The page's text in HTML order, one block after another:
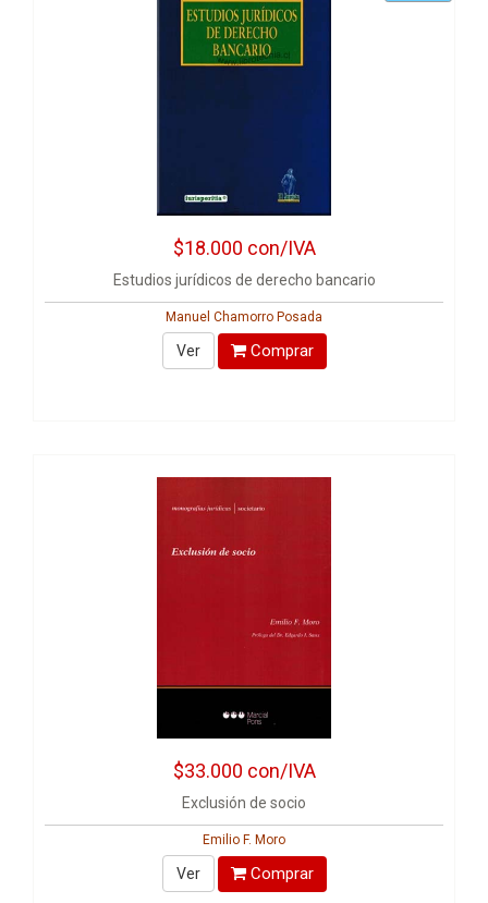
$18.000 con/IVA
Estudios jurídicos de derecho bancario
Manuel Chamorro Posada
Ver Comprar
$33.000 con/IVA
Exclusión de socio
Emilio F. Moro
Ver Comprar